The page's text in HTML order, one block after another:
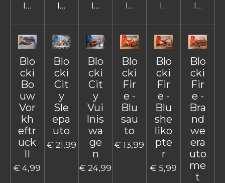
In winkelwagenIn winkelwagenIn winkelwagenIn winkelwagen
In In
Blo
cki
Bo
uw
Vor
kh
eftr
uck
€ 4,99
Blo
cki
Cit
y
Sle
epa
uto
€ 21,99
Blo
cki
Cit
y
Vui
lnis
wa
ge
n
€ 24,99
Blo
cki
Fir
e -
Blu
sau
to
€ 13,99
Blo
cki
Fir
e -
Blu
she
liko
pte
r
€ 5,99
Blo
cki
Fir
e -
Bra
nd
we
era
uto
me
t